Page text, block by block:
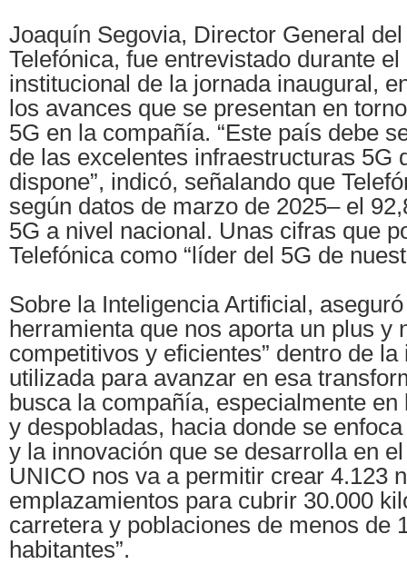
Joaquín Segovia, Director General
Telefónica, fue entrevistado durante el
institucional de la jornada inaugural,
los avances que se presentan en
5G en la compañía. “Este país debe
de las excelentes infraestructuras 5G
dispone”, indicó, señalando que
según datos de marzo de 2025– el
5G a nivel nacional. Unas cifras que
Telefónica como “líder del 5G de
Sobre la Inteligencia Artificial, aseguró
herramienta que nos aporta un plus y
competitivos y eficientes” dentro de
utilizada para avanzar en esa
busca la compañía, especialmente
y despobladas, hacia donde se
y la innovación que se desarrolla en
UNICO nos va a permitir crear 4.123
emplazamientos para cubrir 30.000
carretera y poblaciones de menos de
habitantes”.